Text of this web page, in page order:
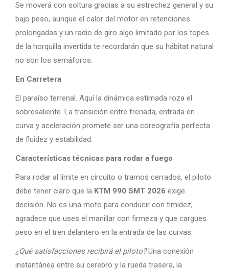
Se moverá con soltura gracias a su estrechez general y su
bajo peso, aunque el calor del motor en retenciones
prolongadas y un radio de giro algo limitado por los topes
de la horquilla invertida te recordarán que su hábitat natural
no son los semáforos.
En Carretera
El paraíso terrenal. Aquí la dinámica estimada roza el
sobresaliente. La transición entre frenada, entrada en
curva y aceleración promete ser una coreografía perfecta
de fluidez y estabilidad.
Características técnicas para rodar a fuego
Para rodar al límite en circuito o tramos cerrados, el piloto
debe tener claro que la KTM 990 SMT 2026 exige
decisión. No es una moto para conducir con timidez;
agradece que uses el manillar con firmeza y que cargues
peso en el tren delantero en la entrada de las curvas.
¿Qué satisfacciones recibirá el piloto?Una conexión
instantánea entre su cerebro y la rueda trasera, la